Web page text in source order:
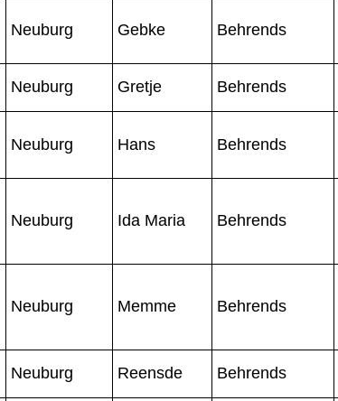
Neuburg Gebke Behrends
Neuburg Gretje Behrends
Neuburg Hans Behrends
Neuburg Ida Maria Behrends
Neuburg Memme Behrends
Neuburg Reensde Behrends